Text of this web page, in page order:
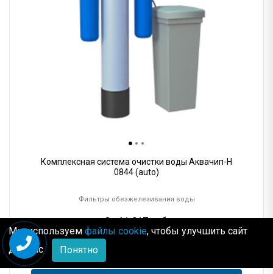
Комплексная система очистки воды Аквачип-H
0844 (auto)
Фильтры обезжелезивания воды
От11 017руб.
Рассрочкаот 54 руб.
Мы используем файлы cookie, чтобы улучшить сайт
для Вас
Понятно